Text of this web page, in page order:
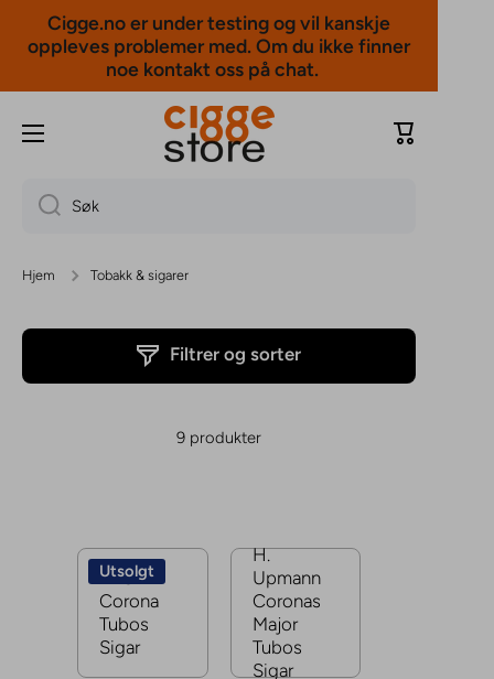
Hopp til innholdet
Cigge.no er under testing og vil kanskje
oppleves problemer med. Om du ikke finner
noe kontakt oss på chat.
Handlevogn
Søk
Hjem Tobakk & sigarer
Filtrer og sorter
9 produkter
Utsolgt
BDS
Corona
Tubos
Sigar
H.
Upmann
Coronas
Major
Tubos
Sigar